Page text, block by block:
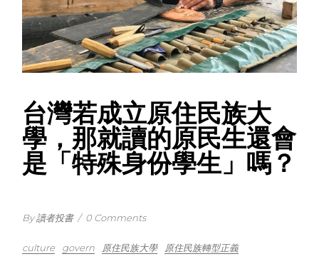
台灣若成立原住民族大
學，那就讀的原民生還會
是「特殊身份學生」嗎？
By 讀者投書 / 0 Comments
culture govern 原住民族大學 原住民族轉型正義